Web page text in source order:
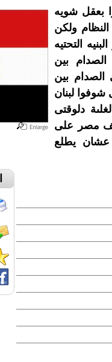
بعقل شويه
ولكن
التحتيه
الصدام بين
بين
لبنان
لغلىة دلوقتى
8 شهور بس يوقف مصر على
عشان يطلع